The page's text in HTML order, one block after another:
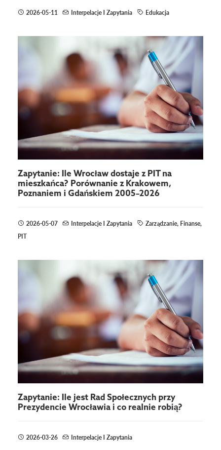
2026-05-11 Interpelacje I Zapytania Edukacja
Zapytanie: Ile Wrocław dostaje z PIT na
mieszkańca? Porównanie z Krakowem,
Poznaniem i Gdańskiem 2005–2026
2026-05-07 Interpelacje I Zapytania Zarządzanie, Finanse,
PIT
Zapytanie: Ile jest Rad Społecznych przy
Prezydencie Wrocławia i co realnie robią?
2026-03-26 Interpelacje I Zapytania